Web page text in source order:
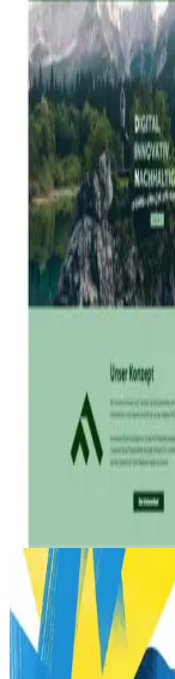
Website
Deine Website
Wenn deine
Design allein. Wir
Texte,
Wer mehr
INVESTITION
ab 3.500 €
Zum Relaunch
Halbtag